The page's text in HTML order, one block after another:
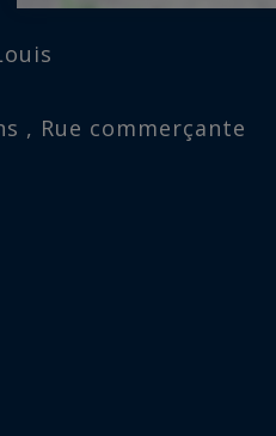
, Rue commerçante